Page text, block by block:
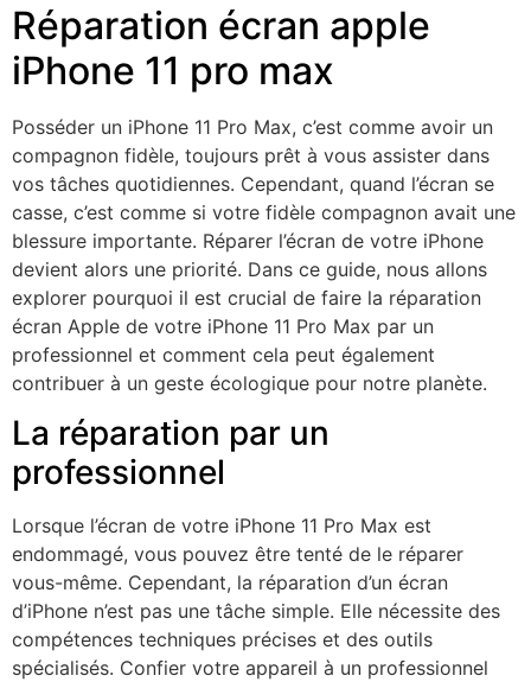
Réparation écran apple
iPhone 11 pro max
Posséder un iPhone 11 Pro Max, c’est comme avoir un
compagnon fidèle, toujours prêt à vous assister dans
vos tâches quotidiennes. Cependant, quand l’écran se
casse, c’est comme si votre fidèle compagnon avait une
blessure importante. Réparer l’écran de votre iPhone
devient alors une priorité. Dans ce guide, nous allons
explorer pourquoi il est crucial de faire la réparation
écran Apple de votre iPhone 11 Pro Max par un
professionnel et comment cela peut également
contribuer à un geste écologique pour notre planète.
La réparation par un
professionnel
Lorsque l’écran de votre iPhone 11 Pro Max est
endommagé, vous pouvez être tenté de le réparer
vous-même. Cependant, la réparation d’un écran
d’iPhone n’est pas une tâche simple. Elle nécessite des
compétences techniques précises et des outils
spécialisés. Confier votre appareil à un professionnel